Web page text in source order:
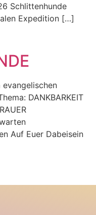
Schlittenhunde
Expedition […]
DANKBARKEIT
Auf Euer Dabeisein